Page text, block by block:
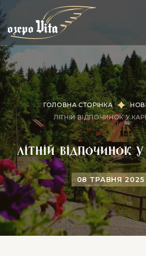
ГОЛОВНА СТОРІНКА
ЛІТНІЙ ВІДПОЧИНОК У
Літній відпочинок
08 ТРАВНЯ 2025